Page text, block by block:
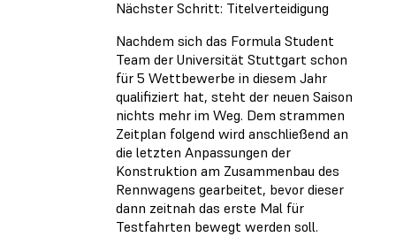
Nächster Schritt: Titelverteidigung
Nachdem sich das Formula Student
Team der Universität Stuttgart schon
für 5 Wettbewerbe in diesem Jahr
qualifiziert hat, steht der neuen Saison
nichts mehr im Weg. Dem strammen
Zeitplan folgend wird anschließend an
die letzten Anpassungen der
Konstruktion am Zusammenbau des
Rennwagens gearbeitet, bevor dieser
dann zeitnah das erste Mal für
Testfahrten bewegt werden soll.